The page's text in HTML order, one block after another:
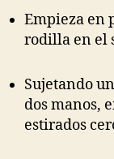
Empieza en
rodilla en el
Sujetando
dos manos,
estirados